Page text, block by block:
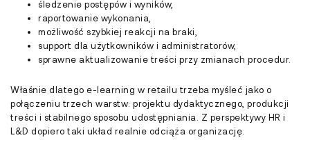
śledzenie postępów i wyników,
raportowanie wykonania,
możliwość szybkiej reakcji na braki,
support dla użytkowników i administratorów,
sprawne aktualizowanie treści przy zmianach procedur.
Właśnie dlatego e-learning w retailu trzeba myśleć jako o
połączeniu trzech warstw: projektu dydaktycznego, produkcji
treści i stabilnego sposobu udostępniania. Z perspektywy HR i
L&D dopiero taki układ realnie odciąża organizację.